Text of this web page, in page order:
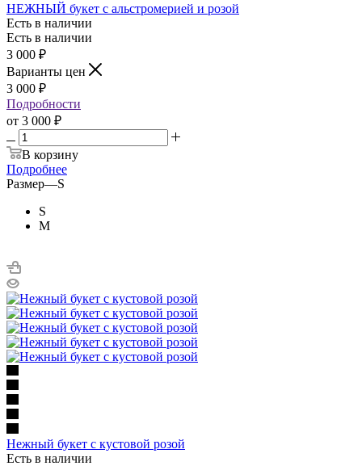
НЕЖНЫЙ букет с альстромерией и розой
Есть в наличии
Есть в наличии
3 000 ₽
Варианты цен
3 000 ₽
Подробности
от 3 000 ₽
В корзину
Подробнее
Размер—S
S
M
Нежный букет с кустовой розой
Есть в наличии